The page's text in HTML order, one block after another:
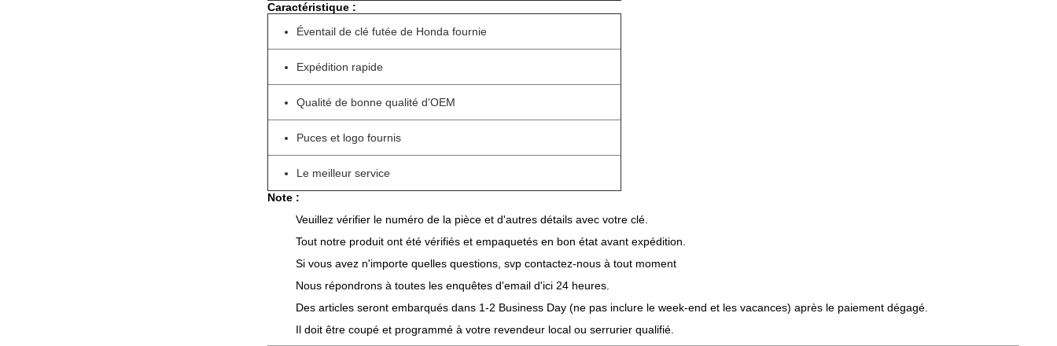
Caractéristique :
Éventail de clé futée de Honda fournie
Expédition rapide
Qualité de bonne qualité d'OEM
Puces et logo fournis
Le meilleur service
Note :
Veuillez vérifier le numéro de la pièce et d'autres détails avec votre clé.
Tout notre produit ont été vérifiés et empaquetés en bon état avant expédition.
Si vous avez n'importe quelles questions, svp contactez-nous à tout moment
Nous répondrons à toutes les enquêtes d'email d'ici 24 heures.
Des articles seront embarqués dans 1-2 Business Day (ne pas inclure le week-end et les vacances) après le paiement dégagé.
Il doit être coupé et programmé à votre revendeur local ou serrurier qualifié.